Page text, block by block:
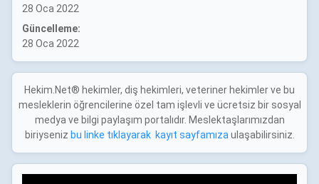
28 Oca 2022
Güncelleme:
28 Oca 2022
Hekim.Net® hekimler, diş hekimleri, veteriner hekimler ve bu
mesleklerin öğrencilerine özel tam işlevli ve ücretsiz bir sosyal
medya ve bilgi paylaşım portalıdır. Meslektaşlarımızdan
biriyseniz bu linke tıklayarak kayıt sayfamıza ulaşabilirsiniz.